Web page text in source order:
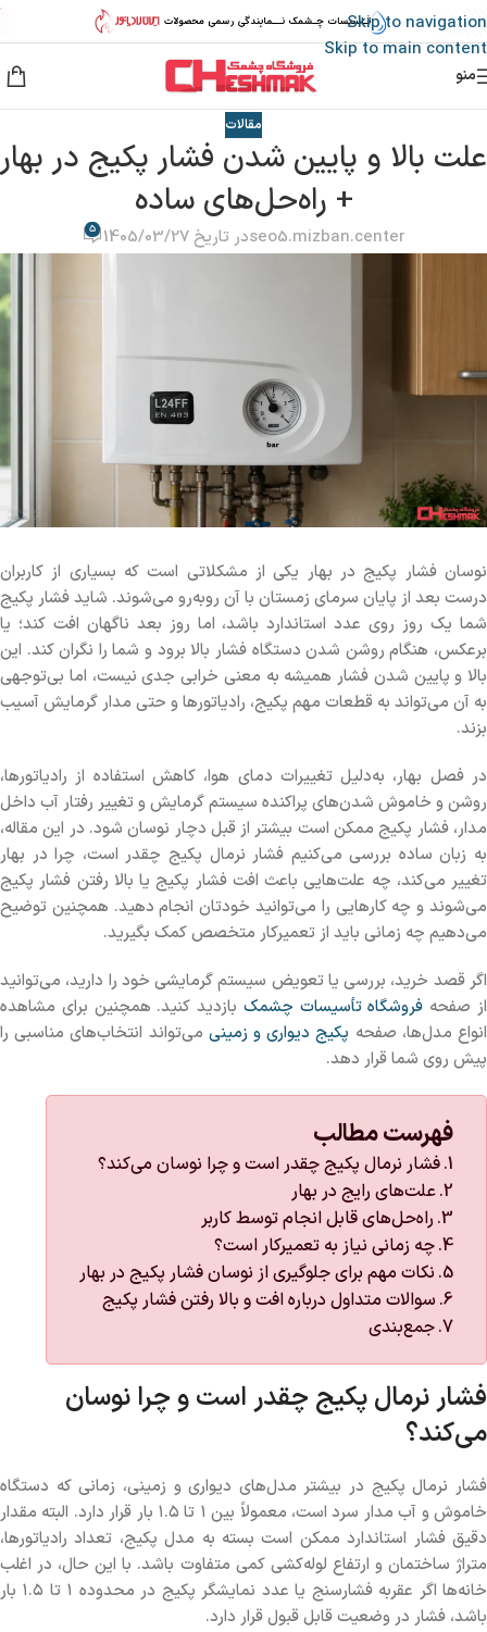
Skip to navigation
Skip to main content
منو
مقالات
علت بالا و پایین شدن فشار پکیج در بهار
+ راه‌حل‌های ساده
seo5.mizban.centerدر تاریخ 1405/03/27 5
نوسان فشار پکیج در بهار یکی از مشکلاتی است که بسیاری از کاربران
درست بعد از پایان سرمای زمستان با آن روبه‌رو می‌شوند. شاید فشار پکیج
شما یک روز روی عدد استاندارد باشد، اما روز بعد ناگهان افت کند؛ یا
برعکس، هنگام روشن شدن دستگاه فشار بالا برود و شما را نگران کند. این
بالا و پایین شدن فشار همیشه به معنی خرابی جدی نیست، اما بی‌توجهی
به آن می‌تواند به قطعات مهم پکیج، رادیاتورها و حتی مدار گرمایش آسیب
بزند.
در فصل بهار، به‌دلیل تغییرات دمای هوا، کاهش استفاده از رادیاتورها،
روشن و خاموش شدن‌های پراکنده سیستم گرمایش و تغییر رفتار آب داخل
مدار، فشار پکیج ممکن است بیشتر از قبل دچار نوسان شود. در این مقاله،
به زبان ساده بررسی می‌کنیم فشار نرمال پکیج چقدر است، چرا در بهار
تغییر می‌کند، چه علت‌هایی باعث افت فشار پکیج یا بالا رفتن فشار پکیج
می‌شوند و چه کارهایی را می‌توانید خودتان انجام دهید. همچنین توضیح
می‌دهیم چه زمانی باید از تعمیرکار متخصص کمک بگیرید.
اگر قصد خرید، بررسی یا تعویض سیستم گرمایشی خود را دارید، می‌توانید
از صفحه فروشگاه تأسیسات چشمک بازدید کنید. همچنین برای مشاهده
انواع مدل‌ها، صفحه پکیج دیواری و زمینی می‌تواند انتخاب‌های مناسبی را
پیش روی شما قرار دهد.
فهرست مطالب
فشار نرمال پکیج چقدر است و چرا نوسان می‌کند؟
علت‌های رایج در بهار
راه‌حل‌های قابل انجام توسط کاربر
چه زمانی نیاز به تعمیرکار است؟
نکات مهم برای جلوگیری از نوسان فشار پکیج در بهار
سوالات متداول درباره افت و بالا رفتن فشار پکیج
جمع‌بندی
فشار نرمال پکیج چقدر است و چرا نوسان
می‌کند؟
فشار نرمال پکیج در بیشتر مدل‌های دیواری و زمینی، زمانی که دستگاه
خاموش و آب مدار سرد است، معمولاً بین ۱ تا ۱.۵ بار قرار دارد. البته مقدار
دقیق فشار استاندارد ممکن است بسته به مدل پکیج، تعداد رادیاتورها،
متراژ ساختمان و ارتفاع لوله‌کشی کمی متفاوت باشد. با این حال، در اغلب
خانه‌ها اگر عقربه فشارسنج یا عدد نمایشگر پکیج در محدوده ۱ تا ۱.۵ بار
باشد، فشار در وضعیت قابل قبول قرار دارد.